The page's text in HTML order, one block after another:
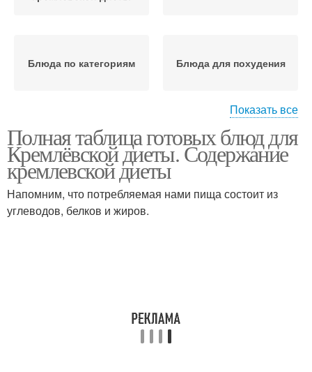
Блюда по категориям Блюда для похудения
Блюда по борменталю
Блюда с
калорийностью
Готовая пища
Показать все
Полная таблица готовых блюд для
Кремлёвской диеты. Содержание
кремлевской диеты
Напомним, что потребляемая нами пища состоит из
углеводов, белков и жиров.